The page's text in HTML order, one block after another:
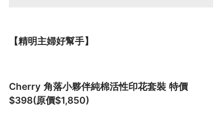
【精明主婦好幫手】
Cherry 角落小夥伴純棉活性印花套裝 特價
$398(原價$1,850)